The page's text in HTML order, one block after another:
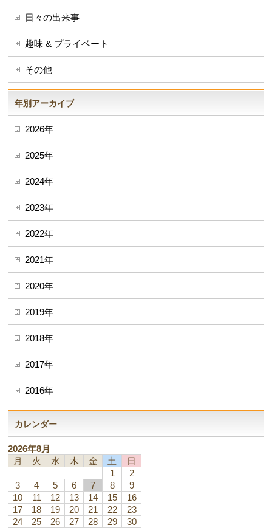
日々の出来事
趣味 & プライベート
その他
年別アーカイブ
2026年
2025年
2024年
2023年
2022年
2021年
2020年
2019年
2018年
2017年
2016年
カレンダー
2026年8月
月
火 水 木 金 土 日
1
2
3
4 5 6 7 8
9
10
11 12 13 14 15
16
17
18 19 20 21 22
23
24
25 26 27 28 29
30